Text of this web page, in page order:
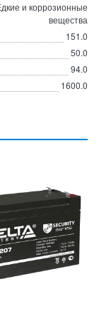
и коррозионные
вещества
151.0
50.0
94.0
1600.0